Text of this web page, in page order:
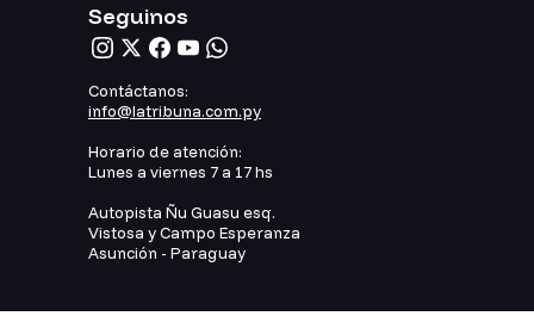
Seguinos
Contáctanos:
info@latribuna.com.py
Horario de atención:
Lunes a viernes 7 a 17 hs
Autopista Ñu Guasu esq.
Vistosa y Campo Esperanza
Asunción - Paraguay